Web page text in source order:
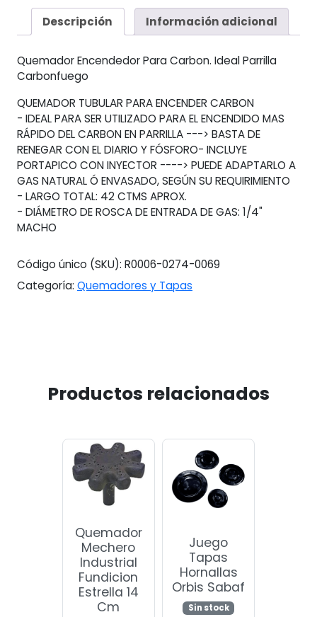
Ideal
Parrilla
Carbonfuego
cantidad
Descripción Información adicional
Quemador Encendedor Para Carbon. Ideal Parrilla
Carbonfuego
QUEMADOR TUBULAR PARA ENCENDER CARBON
- IDEAL PARA SER UTILIZADO PARA EL ENCENDIDO MAS
RÁPIDO DEL CARBON EN PARRILLA ---> BASTA DE
RENEGAR CON EL DIARIO Y FÓSFORO- INCLUYE
PORTAPICO CON INYECTOR ----> PUEDE ADAPTARLO A
GAS NATURAL Ó ENVASADO, SEGÚN SU REQUIRIMIENTO
- LARGO TOTAL: 42 CTMS APROX.
- DIÁMETRO DE ROSCA DE ENTRADA DE GAS: 1/4"
MACHO
Código único (SKU): R0006-0274-0069
Categoría: Quemadores y Tapas
Productos relacionados
Quemador
Mechero
Industrial
Fundicion
Estrella 14
Cm
Juego
Tapas
Hornallas
Orbis Sabaf
Sin stock